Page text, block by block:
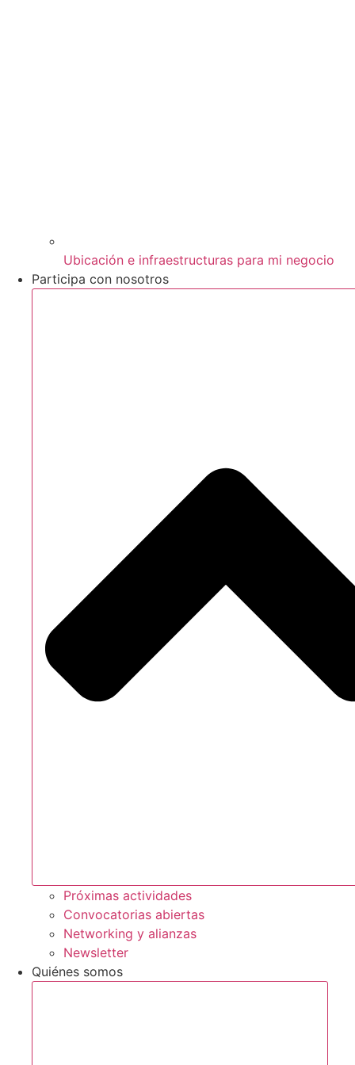
Ubicación e infraestructuras para mi negocio
Participa con nosotros
Próximas actividades
Convocatorias abiertas
Networking y alianzas
Newsletter
Quiénes somos